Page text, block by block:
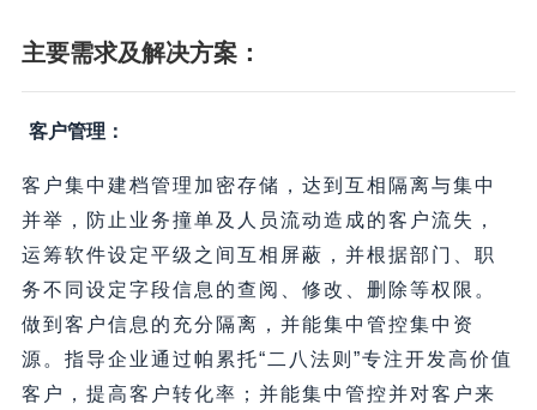
主要需求及解决方案：
客户管理：
客户集中建档管理加密存储，达到互相隔离与集中
并举，防止业务撞单及人员流动造成的客户流失，
运筹软件设定平级之间互相屏蔽，并根据部门、职
务不同设定字段信息的查阅、修改、删除等权限。
做到客户信息的充分隔离，并能集中管控集中资
源。指导企业通过帕累托“二八法则”专注开发高价值
客户，提高客户转化率；并能集中管控并对客户来